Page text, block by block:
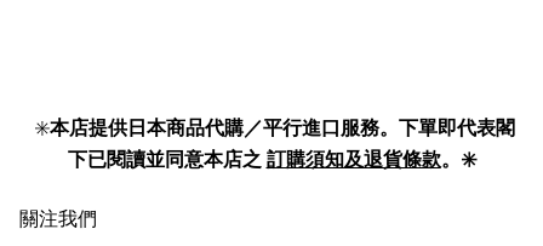
✳️本店提供日本商品代購／平行進口服務。下單即代表閣
下已閱讀並同意本店之 訂購須知及退貨條款。✳️
關注我們